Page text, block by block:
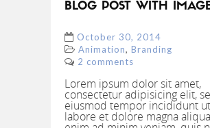
BLOG POST WITH
October 30, 2014
Animation, Branding
2 comments
Lorem ipsum dolor sit amet,
consectetur adipisicing elit,
eiusmod tempor incididunt ut
labore et dolore magna